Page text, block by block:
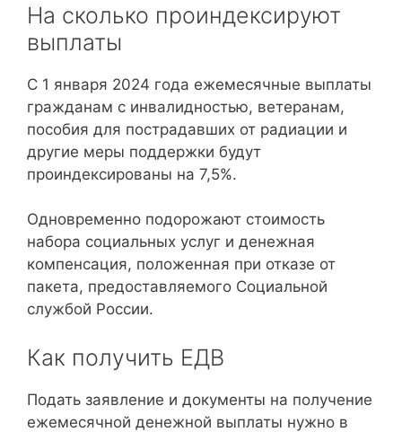
На сколько проиндексируют
выплаты
С 1 января 2024 года ежемесячные выплаты
гражданам с инвалидностью, ветеранам,
пособия для пострадавших от радиации и
другие меры поддержки будут
проиндексированы на 7,5%.
Одновременно подорожают стоимость
набора социальных услуг и денежная
компенсация, положенная при отказе от
пакета, предоставляемого Социальной
службой России.
Как получить ЕДВ
Подать заявление и документы на получение
ежемесячной денежной выплаты нужно в